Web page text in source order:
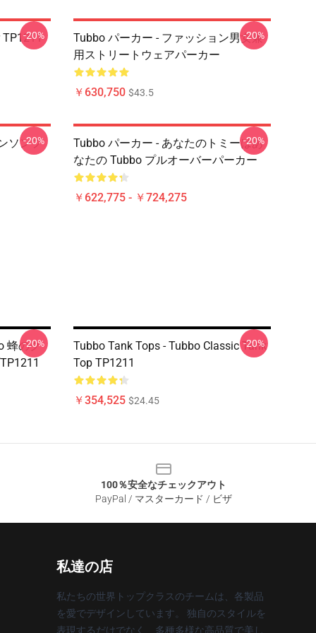
TP1211
-20%
Tubbo パーカー - ファッション男女兼
用ストリートウェアパーカー
￥630,750 $43.5
-20%
ソンプ
-20%
Tubbo パーカー - あなたのトミーはあ
なたの Tubbo プルオーバーパーカー
￥622,775 - ￥724,275
-20%
蜂のク
-20%
Tubbo Tank Tops - Tubbo Classic Tank
Top TP1211
￥354,525 $24.45
-20%
100％安全なチェックアウト
PayPal / マスターカード / ビザ
私達の店
私たちの世界トップクラスのチームは、各製品
を愛でデザインしています。 独自のスタイルを
表現するだけでなく、多種多様な高品質で美し